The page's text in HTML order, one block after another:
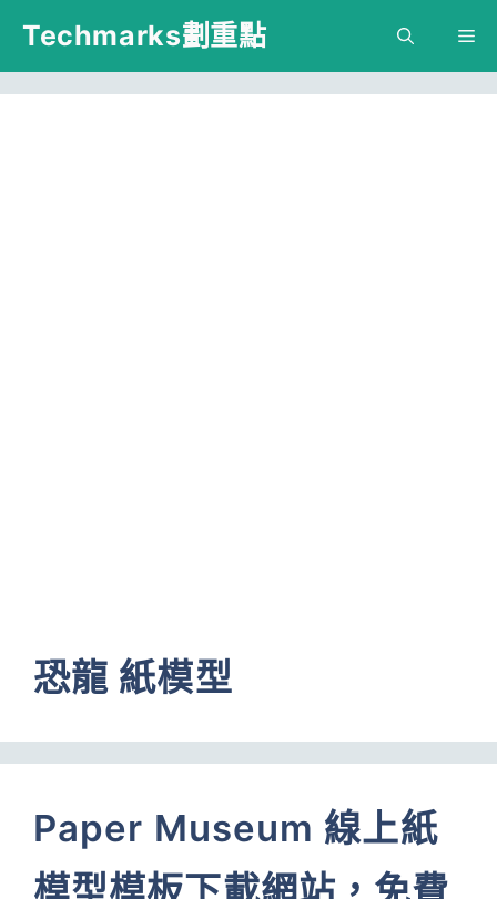
跳
主
Techmarks劃重點
恐龍 紙模型
Paper Museum 線上紙
模型模板下載網站，免費